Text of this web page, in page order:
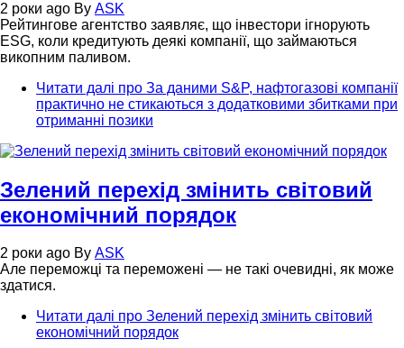
2 роки ago By ASK
Рейтингове агентство заявляє, що інвестори ігнорують
ESG, коли кредитують деякі компанії, що займаються
викопним паливом.
Читати далі про За даними S&P, нафтогазові компанії
практично не стикаються з додатковими збитками при
отриманні позики
Зелений перехід змінить світовий
економічний порядок
2 роки ago By ASK
Але переможці та переможені — не такі очевидні, як може
здатися.
Читати далі про Зелений перехід змінить світовий
економічний порядок